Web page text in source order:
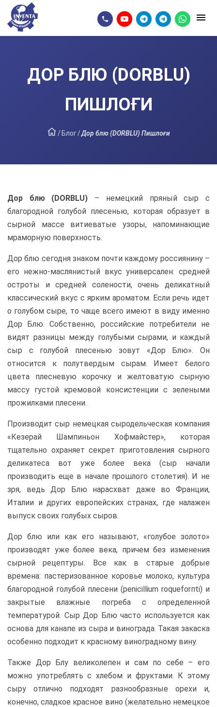
ДОР БЛЮ (DORBLU)
ПИШЛОҒИ
/ Блог/Дор блю (DORBLU) Пишлоғи
Дор блю (DORBLU) – немецкий пряный сыр с
благородной голубой плесенью, которая образует в
сырной массе витиеватые узоры, напоминающие
мраморную поверхность.
Дор блю сегодня знаком почти каждому россиянину –
его нежно-маслянистый вкус универсален: средней
остроты и средней солености, очень деликатный
классический вкус с ярким ароматом. Если речь идет
о голубом сыре, то чаще всего имеют в виду именно
Дор Блю. Собственно, российские потребители не
видят разницы между голубыми сырами, и каждый
сыр с голубой плесенью зовут «Дор Блю». Он
относится к полутвердым сырам. Имеет белого
цвета плесневую корочку и желтоватую сырную
массу густой кремовой консистенции с зелеными
прожилками плесени.
Производит сыр немецкая сыродельческая компания
«Кезерай Шампиньон Хофмайстер», которая
тщательно охраняет секрет приготовления сырного
деликатеса вот уже более века (сыр начали
производить еще в начале прошлого столетия). И не
зря, ведь Дор Блю нарасхват даже во Франции,
Италии и других европейских странах, где налажен
выпуск своих голубых сыров.
Дор блю или как его называют, «голубое золото»
производят уже более века, причем без изменения
сырной рецептуры. Все как в старые добрые
времена: пастеризованное коровье молоко, культура
благородной голубой плесени (penicillium roqueforпti) и
закрытые влажные погреба с определенной
температурой. Сыр Дор Блю часто используется как
основа для канапе из сыра и винограда. Такая закаска
особенно подходит к красному виноградному вину.
Также Дор Блу великолепен и сам по себе – его
можно употреблять с хлебом и фруктами. К этому
сыру отлично подходят разнообразные орехи и,
конечно, сладкое красное вино (желательно немецкое